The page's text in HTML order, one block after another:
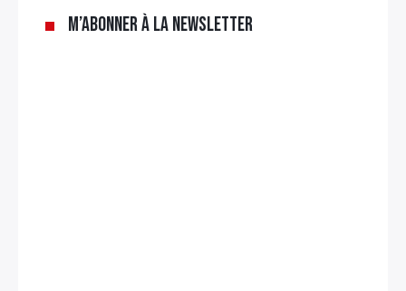
M’abonner à la newsletter